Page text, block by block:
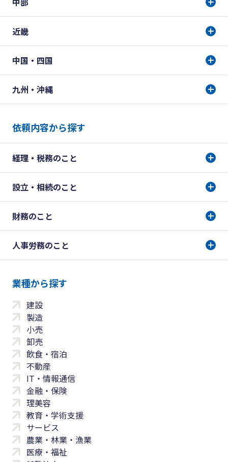
近畿
中国・四国
九州・沖縄
依頼内容から探す
経理・税務のこと
設立・相続のこと
財務のこと
人事労務のこと
業種から探す
建設
製造
小売
卸売
飲食・宿泊
不動産
IT・情報通信
金融・保険
理美容
教育・学術支援
サービス
農業・林業・漁業
医療・福祉